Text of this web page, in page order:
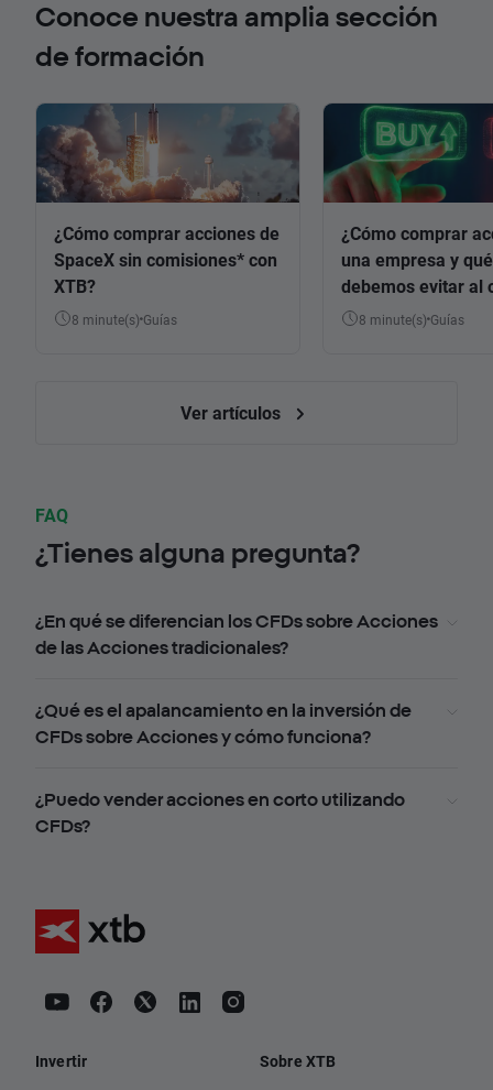
Conoce nuestra amplia sección
de formación
¿Cómo comprar acciones de
SpaceX sin comisiones* con
XTB?
8 minute(s) Guías
¿Cómo comprar
una empresa y
debemos evitar al
8 minute(s) Guías
Ver artículos
FAQ
¿Tienes alguna pregunta?
¿En qué se diferencian los CFDs sobre Acciones
de las Acciones tradicionales?
¿Qué es el apalancamiento en la inversión de
CFDs sobre Acciones y cómo funciona?
¿Puedo vender acciones en corto utilizando
CFDs?
Invertir Sobre XTB